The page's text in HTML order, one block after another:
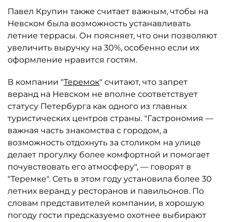
Павел Крупин также считает важным, чтобы на
Невском была возможность устанавливать
летние террасы. Он поясняет, что они позволяют
увеличить выручку на 30%, особенно если их
оформление нравится гостям.
В компании "Теремок" считают, что запрет
веранд на Невском не вполне соответствует
статусу Петербурга как одного из главных
туристических центров страны. "Гастрономия —
важная часть знакомства с городом, а
возможность отдохнуть за столиком на улице
делает прогулку более комфортной и помогает
почувствовать его атмосферу", — говорят в
"Теремке". Сеть в этом году установила более 30
летних веранд у ресторанов и павильонов. По
словам представителей компании, в хорошую
погоду гости предсказуемо охотнее выбирают